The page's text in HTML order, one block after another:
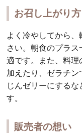
お召し上がり方
よく冷やしてから
さい。朝食のプラ
適です。また、料理
加えたり、ゼラチ
じんゼリーにする
す。
販売者の想い